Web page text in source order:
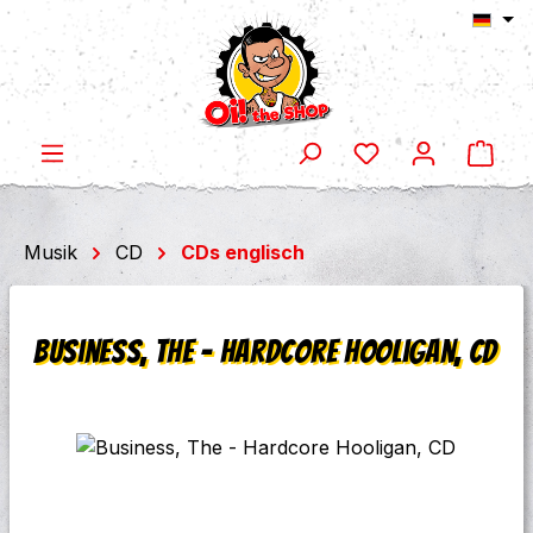
Zum Hauptinhalt springen
Musik CD CDs englisch
Business, The - Hardcore Hooligan, CD
Bildergalerie überspringen